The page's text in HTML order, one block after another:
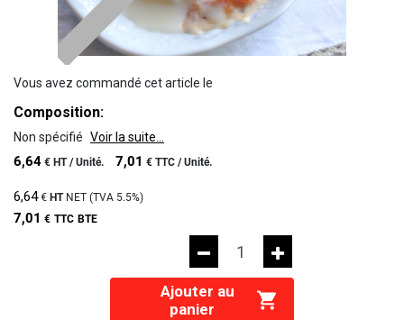
Vous avez commandé cet article le
Composition:
Non spécifié Voir la suite...
6,64 € HT /Unité. 7,01 € TTC /Unité.
6,64€ HTNET (TVA 5.5%)
7,01 € TTC BTE
Ajouter au
panier